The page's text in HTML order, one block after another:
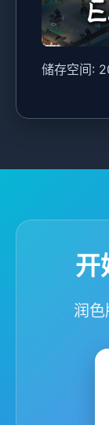
储存空间:
开
润